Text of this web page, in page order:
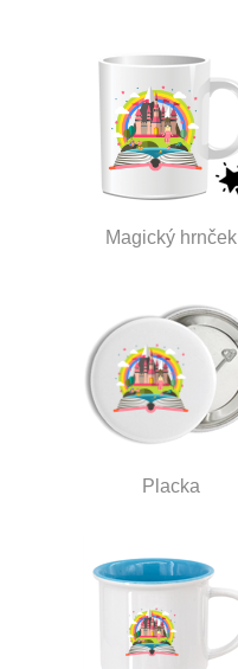
Magický hrnček
Placka